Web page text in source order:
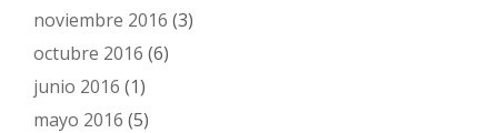
noviembre 2016 (3)
octubre 2016 (6)
junio 2016 (1)
mayo 2016 (5)